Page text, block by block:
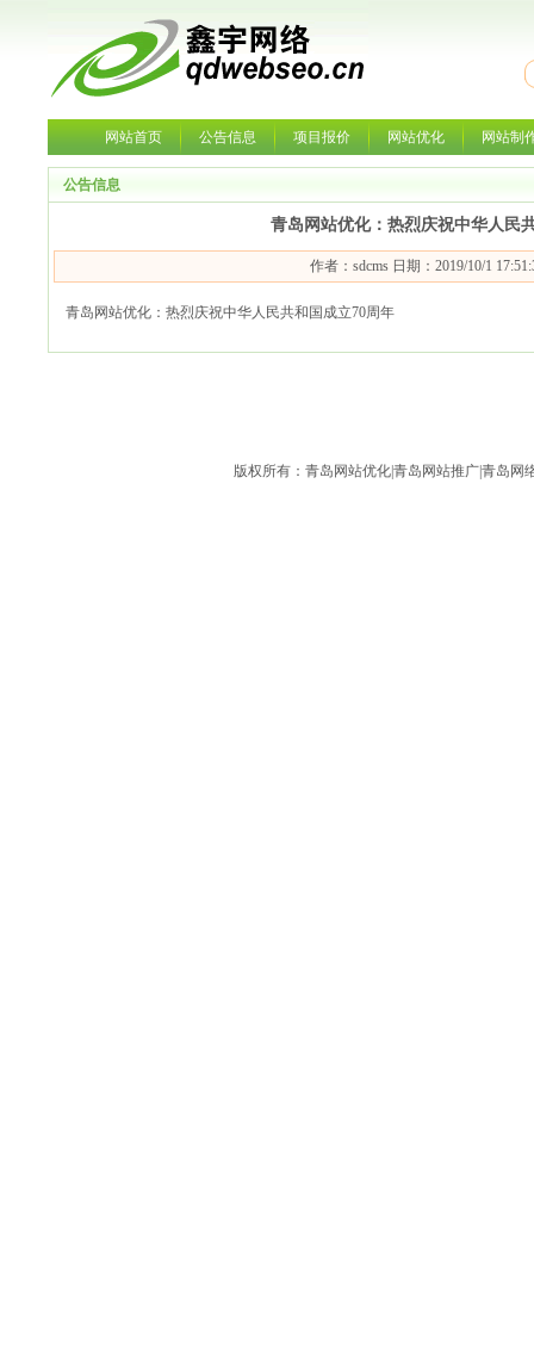
网站首页 公告信息 项目报价 网站优化 网站制
公告信息
青岛网站优化：热烈庆祝中华人民
作者：sdcms 日期：2019/10/1
青岛网站优化：热烈庆祝中华人民共和国成立70周年
版权所有：青岛网站优化|青岛网站推广|青岛网